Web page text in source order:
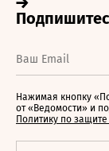
Нажимая кнопку
от «Ведомости» и
Политику по